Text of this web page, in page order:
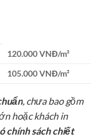
120.000 VNĐ/m²
105.000 VNĐ/m²
, chưa bao gồm
hoặc khách in
chính sách chiết